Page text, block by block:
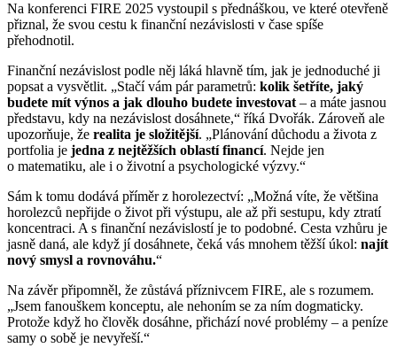
Na konferenci FIRE 2025 vystoupil s přednáškou, ve které otevřeně
přiznal, že svou cestu k finanční nezávislosti v čase spíše
přehodnotil.
Finanční nezávislost podle něj láká hlavně tím, jak je jednoduché ji
popsat a vysvětlit. „Stačí vám pár parametrů: kolik šetříte, jaký
budete mít výnos a jak dlouho budete investovat– a máte jasnou
představu, kdy na nezávislost dosáhnete,“ říká Dvořák. Zároveň ale
upozorňuje, že realita je složitější. „Plánování důchodu a života z
portfolia je jedna z nejtěžších oblastí financí. Nejde jen
o matematiku, ale i o životní a psychologické výzvy.“
Sám k tomu dodává příměr z horolezectví: „Možná víte, že většina
horolezců nepřijde o život při výstupu, ale až při sestupu, kdy ztratí
koncentraci. A s finanční nezávislostí je to podobné. Cesta vzhůru je
jasně daná, ale když jí dosáhnete, čeká vás mnohem těžší úkol: najít
nový smysl a rovnováhu.“
Na závěr připomněl, že zůstává příznivcem FIRE, ale s rozumem.
„Jsem fanouškem konceptu, ale nehoním se za ním dogmaticky.
Protože když ho člověk dosáhne, přichází nové problémy – a peníze
samy o sobě je nevyřeší.“